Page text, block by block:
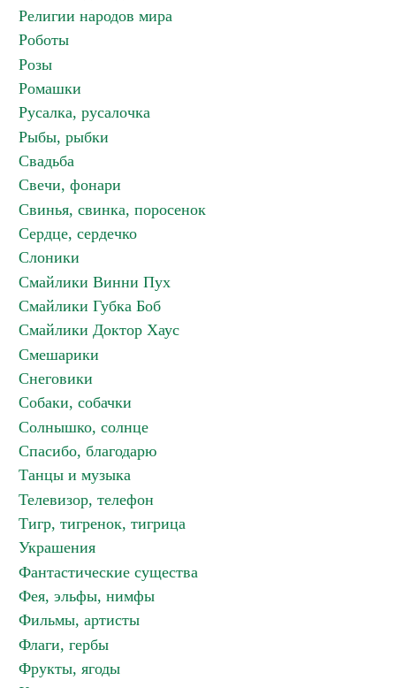
Религии народов мира
Роботы
Розы
Ромашки
Русалка, русалочка
Рыбы, рыбки
Свадьба
Свечи, фонари
Свинья, свинка, поросенок
Сердце, сердечко
Слоники
Смайлики Винни Пух
Смайлики Губка Боб
Смайлики Доктор Хаус
Смешарики
Снеговики
Собаки, собачки
Солнышко, солнце
Спасибо, благодарю
Танцы и музыка
Телевизор, телефон
Тигр, тигренок, тигрица
Украшения
Фантастические существа
Фея, эльфы, нимфы
Фильмы, артисты
Флаги, гербы
Фрукты, ягоды